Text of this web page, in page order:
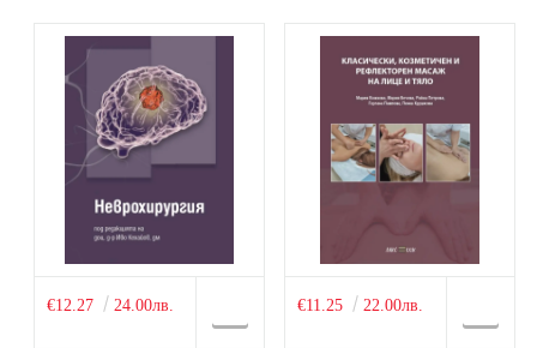
€12.27 24.00лв. €11.25 22.00лв.